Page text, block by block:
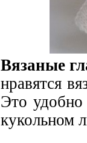
Вязаные
нравятся
Это
кукольном